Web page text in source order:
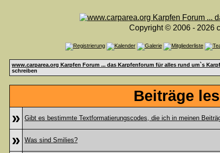
Copyright © 2006 - 2026
www.carparea.org Karpfen Forum ... das Karpfenforum für alles rund um`s
schreiben
Beiträge
»
Gibt es bestimmte Textformatierungscodes, die ich in meinen
» Was sind Smilies?